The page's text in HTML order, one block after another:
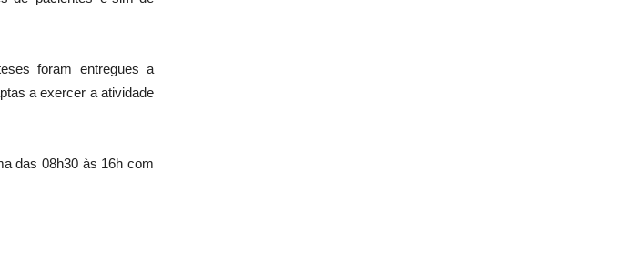
foram entregues a
a exercer a atividade
das 08h30 às 16h com